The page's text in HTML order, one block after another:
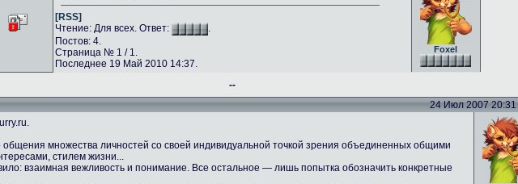
Foxel
[RSS]
Чтение: Для всех. Ответ:
.
Постов: 4.
Страница № 1 / 1.
Последнее 19 Май 2010 14:37.
--
24 Июл 2007 20:31
множества личностей со своей индивидуальной точкой зрения объединенных общими
стилем жизни...
взаимная вежливость и понимание. Все остальное — лишь попытка обозначить конкретные